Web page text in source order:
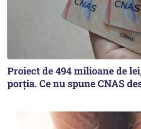
Proiect de 494 milioane de
porția. Ce nu spune CNAS